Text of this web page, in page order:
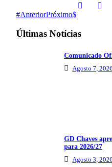
AnteriorPróximo
Últimas Notícias
Comunicado
Agosto 7, 2026
GD Chaves
para 2026/27
Agosto 3, 2026